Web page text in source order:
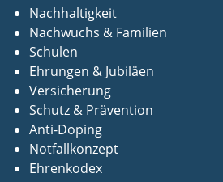
Nachhaltigkeit
Nachwuchs & Familien
Schulen
Ehrungen & Jubiläen
Versicherung
Schutz & Prävention
Anti-Doping
Notfallkonzept
Ehrenkodex